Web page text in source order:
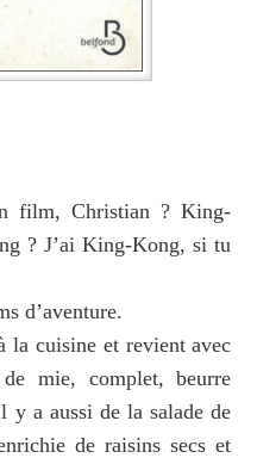
film, Christian ? King-
? J’ai King-Kong, si tu
d’aventure.
la cuisine et revient avec
mie, complet, beurre
y a aussi de la salade de
de raisins secs et